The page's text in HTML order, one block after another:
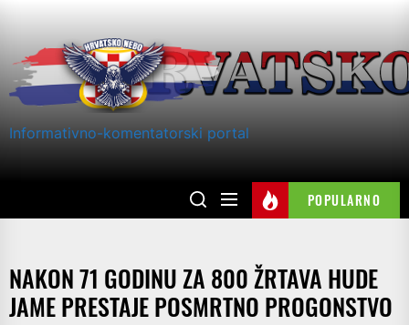
content
Informativno-komentatorski portal
POPULARNO
NAKON 71 GODINU ZA 800 ŽRTAVA HUDE
JAME PRESTAJE POSMRTNO PROGONSTVO